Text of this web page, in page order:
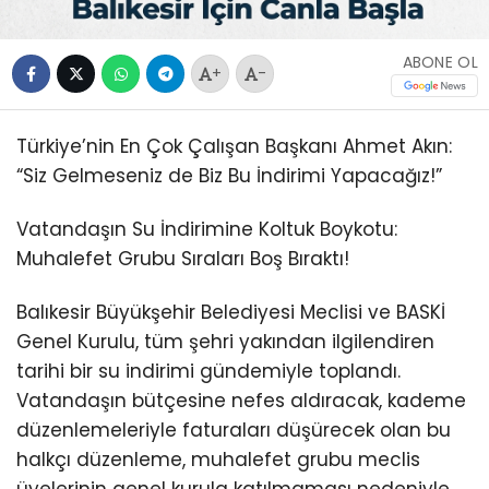
+ -
ABONE OL
Türkiye’nin En Çok Çalışan Başkanı Ahmet Akın:
“Siz Gelmeseniz de Biz Bu İndirimi Yapacağız!”
Vatandaşın Su İndirimine Koltuk Boykotu:
Muhalefet Grubu Sıraları Boş Bıraktı!
Balıkesir Büyükşehir Belediyesi Meclisi ve BASKİ
Genel Kurulu, tüm şehri yakından ilgilendiren
tarihi bir su indirimi gündemiyle toplandı.
Vatandaşın bütçesine nefes aldıracak, kademe
düzenlemeleriyle faturaları düşürecek olan bu
halkçı düzenleme, muhalefet grubu meclis